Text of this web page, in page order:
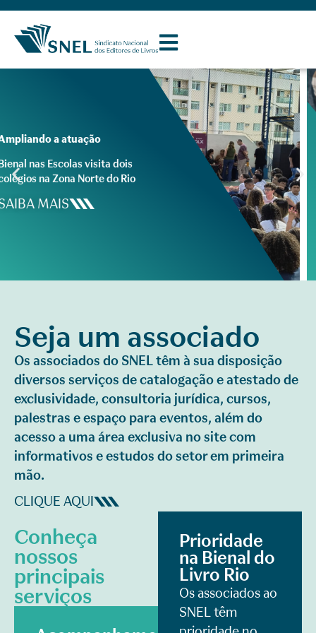
A mais segura do mercado
Precisa de uma ficha
catalográfica confiável e dentro
das normas e padrões?
Seja um associado
Os associados do SNEL têm à sua disposição
diversos serviços de catalogação e atestado de
exclusividade, consultoria jurídica, cursos,
palestras e espaço para eventos, além do
acesso a uma área exclusiva no site com
informativos e estudos do setor em primeira
mão.
CLIQUE AQUI
Conheça
nossos
principais
serviços
Prioridade
na Bienal do
Livro Rio
Os associados ao
SNEL têm